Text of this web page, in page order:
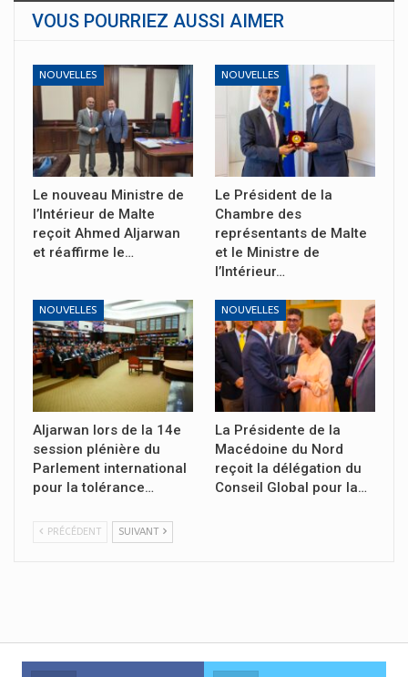
VOUS POURRIEZ AUSSI AIMER
NOUVELLES
Le nouveau Ministre de
l’Intérieur de Malte
reçoit Ahmed Aljarwan
et réaffirme le…
NOUVELLES
Le Président de la
Chambre des
représentants de Malte
et le Ministre de
l’Intérieur…
NOUVELLES
Aljarwan lors de la 14e
session plénière du
Parlement international
pour la tolérance…
NOUVELLES
La Présidente de la
Macédoine du Nord
reçoit la délégation du
Conseil Global pour la…
PRÉCÉDENT SUIVANT